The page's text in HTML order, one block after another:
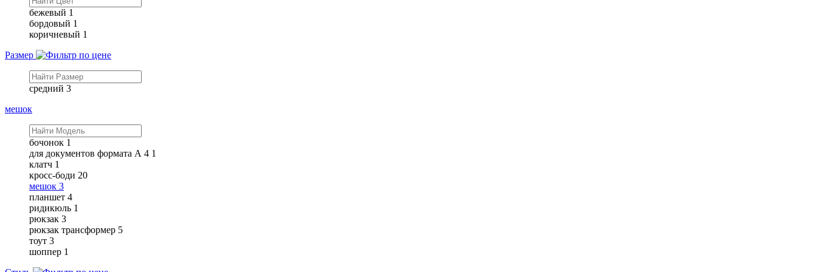
бежевый 1
бордовый 1
коричневый 1
Размер
средний 3
мешок
бочонок 1
для документов формата А 4 1
клатч 1
кросс-боди 20
мешок 3
планшет 4
ридикюль 1
рюкзак 3
рюкзак трансформер 5
тоут 3
шоппер 1